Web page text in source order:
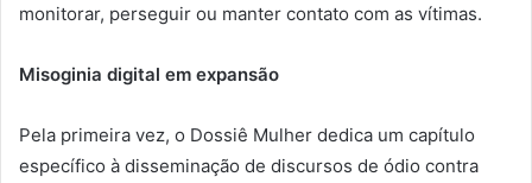
monitorar, perseguir ou manter contato com as vítimas.
Misoginia digital em expansão
Pela primeira vez, o Dossiê Mulher dedica um capítulo
específico à disseminação de discursos de ódio contra